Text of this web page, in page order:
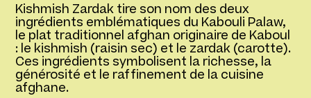
Kishmish Zardak tire son nom des deux
ingrédients emblématiques du Kabouli Palaw,
le plat traditionnel afghan originaire de Kaboul
: le kishmish (raisin sec) et le zardak (carotte).
Ces ingrédients symbolisent la richesse, la
générosité et le raffinement de la cuisine
afghane.